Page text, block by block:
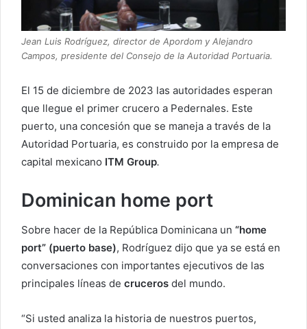
Jean Luis Rodríguez, director de Apordom y Alejandro
Campos, presidente del Consejo de la Autoridad Portuaria.
El 15 de diciembre de 2023 las autoridades esperan
que llegue el primer crucero a Pedernales. Este
puerto, una concesión que se maneja a través de la
Autoridad Portuaria, es construido por la empresa de
capital mexicano ITM Group.
Dominican home port
Sobre hacer de la República Dominicana un “home
port” (puerto base), Rodríguez dijo que ya se está en
conversaciones con importantes ejecutivos de las
principales líneas de cruceros del mundo.
“Si usted analiza la historia de nuestros puertos,